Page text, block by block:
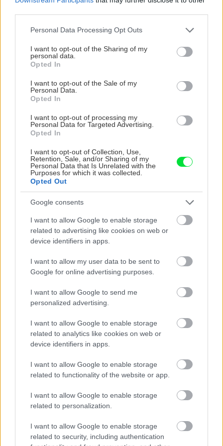
Please note that this website/app uses one or more Google
not limited to your visit or usage behaviour. You may click to
grant or deny consent to Google and its third-party tags to
use your data for below specified purposes in below Google
consent section.
Personal Data Processing Opt Outs
I want to opt-out of the Sharing of my
personal data.
Opted In
I want to opt-out of the Sale of my
Personal Data.
Opted In
I want to opt-out of processing my
Personal Data for Targeted Advertising.
Opted In
I want to opt-out of Collection, Use,
Retention, Sale, and/or Sharing of my
Personal Data that Is Unrelated with the
Purposes for which it was collected.
Opted Out
Google consents
I want to allow Google to enable storage
related to advertising like cookies on web or
device identifiers in apps.
I want to allow my user data to be sent to
Google for online advertising purposes.
I want to allow Google to send me
personalized advertising.
I want to allow Google to enable storage
related to analytics like cookies on web or
device identifiers in apps.
I want to allow Google to enable storage
related to functionality of the website or app.
I want to allow Google to enable storage
related to personalization.
I want to allow Google to enable storage
related to security, including authentication
Hydroakumulačná vrstvaakumuluje zrážkovú
alebo závlahovú vodu pre potreby rastlín
(nemusí byť súčasťou vegetačného súvrstvia).
Drenážna vrstva
umožňuje dostatočne rýchly
a efektívny odtok prebytočnej vody k
odvodňovacím zariadeniam.
Ochranná vrstva
trvale chráni hydroizoláciu
strechy pred mechanickým poškodením.
Separačná vrstvanavzájom od seba oddeľuje
susedné materiály alebo prvky, ktoré by sa
mohli vzájomne negatívne ovplyvňovať (nemusí
byť súčasťou vegetačného súvrstvia).
Výber vegetácie závisí od typu vegetačnej strechy a